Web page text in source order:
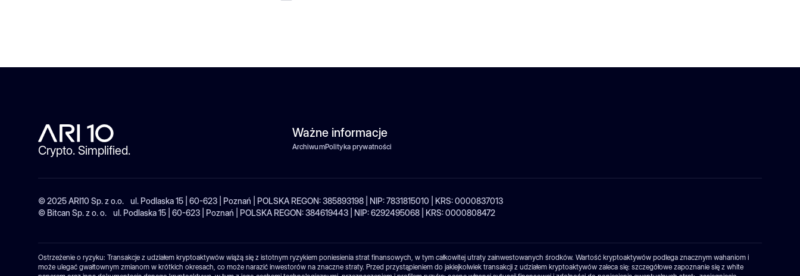
Crypto. Simplified.
Ważne informacje
ArchiwumPolityka prywatności
© 2025 ARI10 Sp. z o.o. ul. Podlaska 15 | 60-623 | Poznań | POLSKA REGON: 385893198 | NIP: 7831815010 | KRS: 0000837013
© Bitcan Sp. z o. o. ul. Podlaska 15 | 60-623 | Poznań | POLSKA REGON: 384619443 | NIP: 6292495068 | KRS: 0000808472
Ostrzeżenie o ryzyku: Transakcje z udziałem kryptoaktywów wiążą się z istotnym ryzykiem poniesienia strat finansowych, w tym całkowitej utraty zainwestowanych środków. Wartość kryptoaktywów podlega znacznym wahaniom i
może ulegać gwałtownym zmianom w krótkich okresach, co może narazić inwestorów na znaczne straty. Przed przystąpieniem do jakiejkolwiek transakcji z udziałem kryptoaktywów zaleca się: szczegółowe zapoznanie się z white